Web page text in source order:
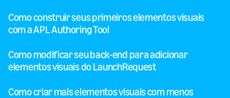
Como construir seus primeiros elementos visuais
com a APL Authoring Tool
Como modificar seu back-end para adicionar
elementos visuais do LaunchRequest
Como criar mais elementos visuais com menos